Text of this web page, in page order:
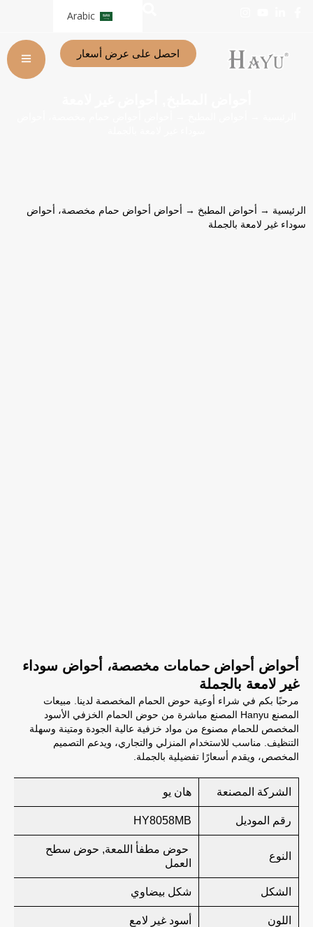
Arabic
احصل على عرض أسعار
الرئيسية → أحواض المطبخ → أحواض أحواض حمام مخصصة، أحواض
سوداء غير لامعة بالجملة
أحواض أحواض حمامات مخصصة، أحواض سوداء
غير لامعة بالجملة
مرحبًا بكم في شراء أوعية حوض الحمام المخصصة لدينا. مبيعات
المصنع Hanyu المصنع مباشرة من حوض الحمام الخزفي الأسود
المخصص للحمام مصنوع من مواد خزفية عالية الجودة ومتينة وسهلة
التنظيف. مناسب للاستخدام المنزلي والتجاري، ويدعم التصميم
المخصص، ويقدم أسعارًا تفضيلية بالجملة.
الشركة المصنعة هان يو
رقم الموديل HY8058MB
النوع
حوض مطفأ اللمعة, حوض سطح
العمل
الشكل شكل بيضاوي
اللون أسود غير لامع